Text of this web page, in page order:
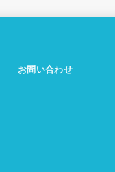
お問い合わせ